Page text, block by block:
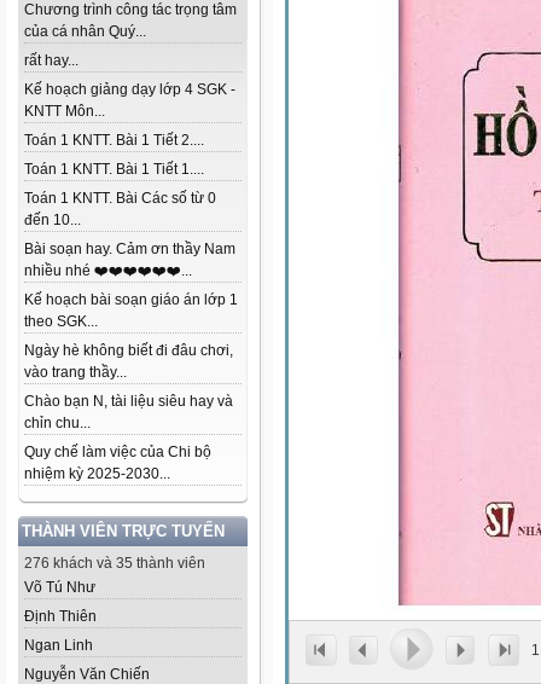
Chương trình công tác trọng tâm
của cá nhân Quý...
rất hay...
Kế hoạch giảng dạy lớp 4 SGK -
KNTT Môn...
Toán 1 KNTT. Bài 1 Tiết 2....
Toán 1 KNTT. Bài 1 Tiết 1....
Toán 1 KNTT. Bài Các số từ 0
đến 10...
Bài soạn hay. Cảm ơn thầy Nam
nhiều nhé ❤️❤️❤️❤️❤️❤️...
Kế hoạch bài soạn giáo án lớp 1
theo SGK...
Ngày hè không biết đi đâu chơi,
vào trang thầy...
Chào bạn N, tài liệu siêu hay và
chỉn chu...
Quy chế làm việc của Chi bộ
nhiệm kỳ 2025-2030...
THÀNH VIÊN TRỰC TUYẾN
276 khách và 35 thành viên
Võ Tú Như
Định Thiên
Ngan Linh
Nguyễn Văn Chiến
1